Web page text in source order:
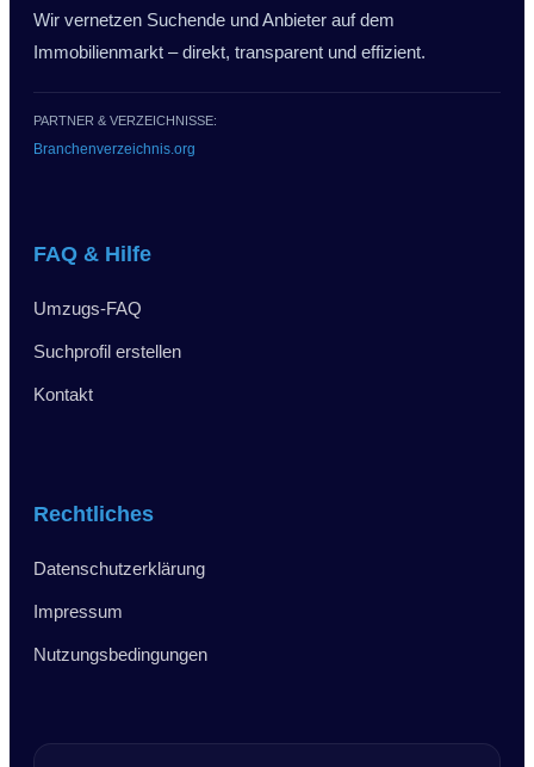
Wir vernetzen Suchende und Anbieter auf dem
Immobilienmarkt – direkt, transparent und effizient.
PARTNER & VERZEICHNISSE:
Branchenverzeichnis.org
FAQ & Hilfe
Umzugs-FAQ
Suchprofil erstellen
Kontakt
Rechtliches
Datenschutzerklärung
Impressum
Nutzungsbedingungen